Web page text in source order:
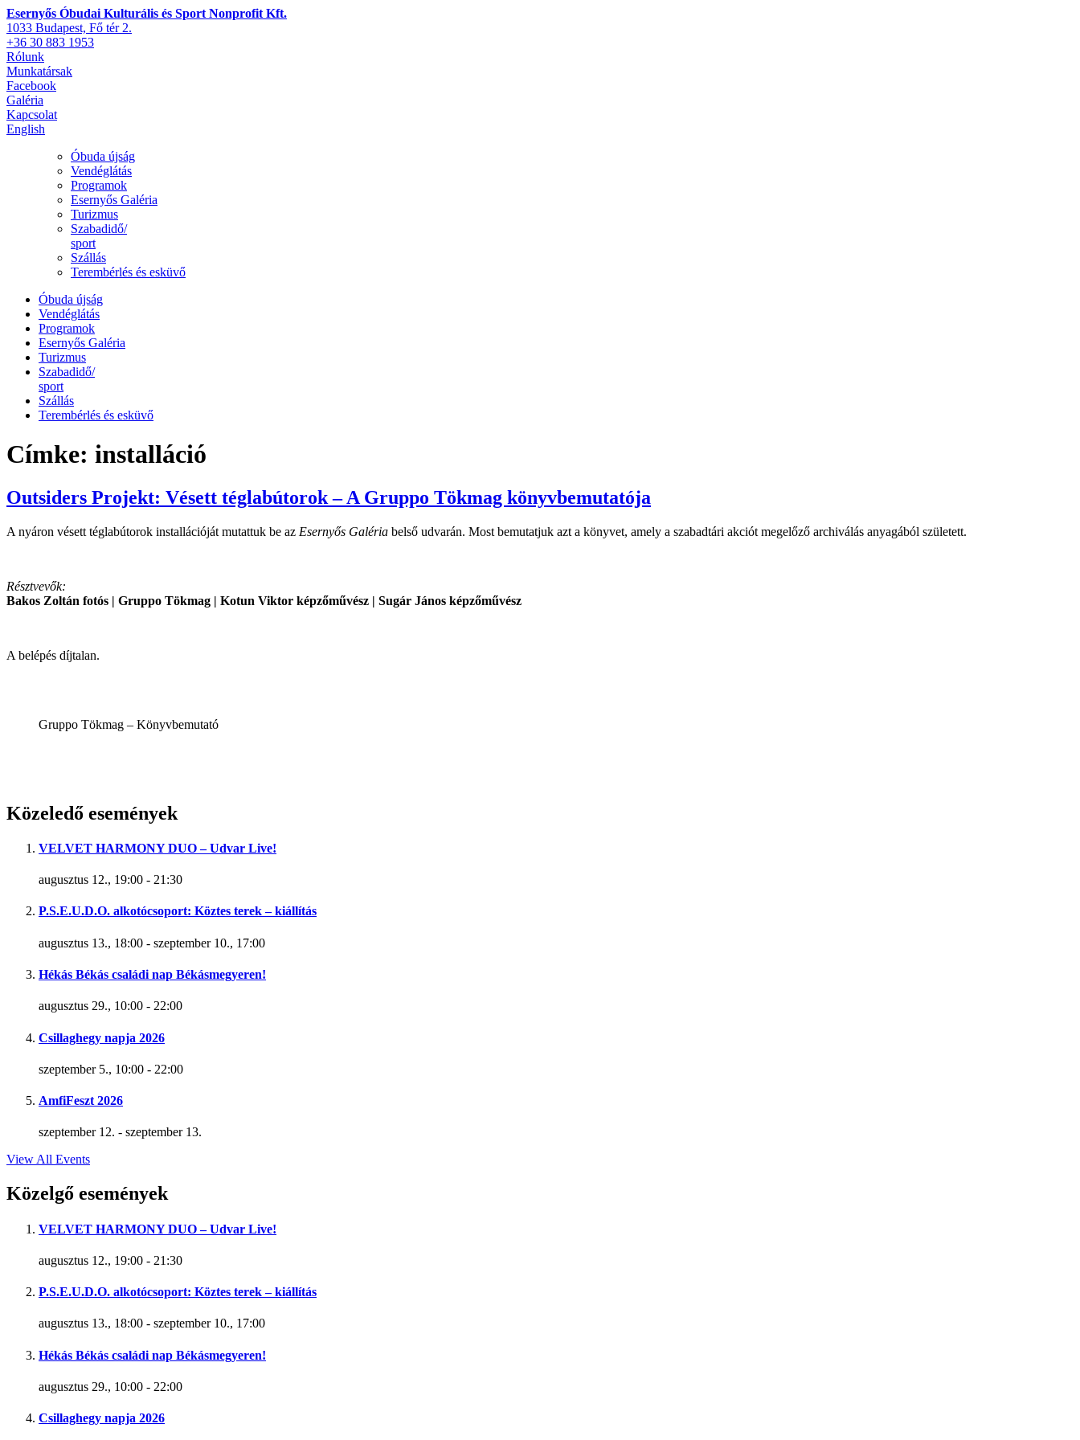
Esernyős Óbudai Kulturális és Sport Nonprofit Kft.
1033 Budapest, Fő tér 2.
+36 30 883 1953
Rólunk
Munkatársak
Facebook
Galéria
Kapcsolat
English
Óbuda újság
Vendéglátás
Programok
Esernyős Galéria
Turizmus
Szabadidő/
sport
Szállás
Terembérlés és esküvő
Óbuda újság
Vendéglátás
Programok
Esernyős Galéria
Turizmus
Szabadidő/
sport
Szállás
Terembérlés és esküvő
Címke: installáció
Outsiders Projekt: Vésett téglabútorok – A Gruppo Tökmag könyvbemutatója
A nyáron vésett téglabútorok installációját mutattuk be az Esernyős Galéria belső udvarán. Most bemutatjuk azt a könyvet, amely a szabadtári akciót megelőző archiválás anyagából született.
Résztvevők:
Bakos Zoltán fotós | Gruppo Tökmag | Kotun Viktor képzőművész | Sugár János képzőművész
A belépés díjtalan.
Gruppo Tökmag – Könyvbemutató
Közeledő események
VELVET HARMONY DUO – Udvar Live!
augusztus 12., 19:00 - 21:30
P.S.E.U.D.O. alkotócsoport: Köztes terek – kiállítás
augusztus 13., 18:00 - szeptember 10., 17:00
Hékás Békás családi nap Békásmegyeren!
augusztus 29., 10:00 - 22:00
Csillaghegy napja 2026
szeptember 5., 10:00 - 22:00
AmfiFeszt 2026
szeptember 12. - szeptember 13.
View All Events
Közelgő események
VELVET HARMONY DUO – Udvar Live!
augusztus 12., 19:00 - 21:30
P.S.E.U.D.O. alkotócsoport: Köztes terek – kiállítás
augusztus 13., 18:00 - szeptember 10., 17:00
Hékás Békás családi nap Békásmegyeren!
augusztus 29., 10:00 - 22:00
Csillaghegy napja 2026